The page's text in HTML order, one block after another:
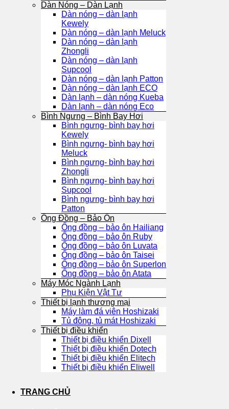
Dàn Nóng – Dàn Lạnh
Dàn nóng – dàn lạnh
Kewely
Dàn nóng – dàn lạnh Meluck
Dàn nóng – dàn lạnh
Zhongli
Dàn nóng – dàn lạnh
Supcool
Dàn nóng – dàn lạnh Patton
Dàn nóng – dàn lạnh ECO
Dàn lạnh – dàn nóng Kueba
Dàn lạnh – dàn nóng Eco
Bình Ngưng – Bình Bay Hơi
Bình ngưng- bình bay hơi
Kewely
Bình ngưng- bình bay hơi
Meluck
Bình ngưng- bình bay hơi
Zhongli
Bình ngưng- bình bay hơi
Supcool
Bình ngưng- bình bay hơi
Patton
Ống Đồng – Bảo Ôn
Ống đồng – bảo ôn Hailiang
Ống đồng – bảo ôn Ruby
Ống đồng – bảo ôn Luvata
Ống đồng – bảo ôn Taisei
Ống đồng – bảo ôn Superlon
Ống đồng – bảo ôn Atata
Máy Móc Ngành Lạnh
Phụ Kiện Vật Tư
Thiết bị lạnh thương mại
Máy làm đá viên Hoshizaki
Tủ đông, tủ mát Hoshizaki
Thiết bị điều khiển
Thiết bị điều khiển Dixell
Thiết bị điều khiển Dotech
Thiết bị điều khiển Elitech
Thiết bị điều khiển Eliwell
TRANG CHỦ